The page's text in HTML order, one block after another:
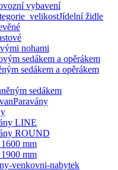
vybavení
Jídelní židle
nohami
sedákem a opěrákem
sedákem a opěrákem
sedákem
Paravány
LINE
ROUND
mm
mm